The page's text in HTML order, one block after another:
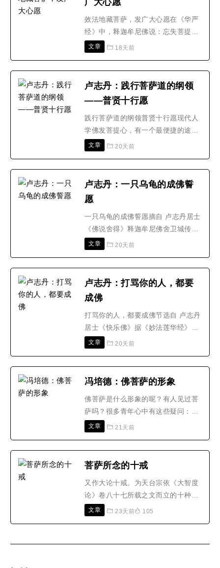
体大悲。在我们凡人的人生实践中，
就是不单对自己有关系、认..
广大心愿
效法地藏菩萨，发广大心愿在《华严
经》中，释迦牟尼佛说：忘失菩提
心，修诸善法，是为魔业。忘失了利
的修种种善法，也只是造作魔鬼的事
经》记载：释迦牟尼佛那时在叨利天
宫说法，他对听法的菩萨和天..
文章 18天前
卢志丹：践行菩萨道的纲领
——普贤十行愿
践行菩萨道的纲领普贤十行愿现代人
学佛发菩提心，有一个最便捷的途
径，就是向普贤菩萨学习，以《普贤
国佛教信仰中更被奉为四大菩萨(文殊
萨)之一。普贤菩萨是大乘佛教行愿的
象征，是实践菩萨道的行为..
文章 20天前
卢志丹：一只乌龟的成佛誓
愿
一只乌龟的成佛誓愿摘自 卢志丹居士
《佛说舍得》释迦牟尼佛舍卫城传法
时，有阿若憍陈如等五比丘得到了罗
尊以殊胜妙法，满足了五比丘及八万
释迦牟尼佛闻此，告诉众比丘说：各
位！不仅今生我如是满足..
文章 20天前
卢志丹：打骂你的人，都要
成佛
打骂你的人，都要成佛节选自 卢志丹
居士《快乐佛》据《妙法莲华经》记
载：在无量阿僧祇劫以前，有一位佛
期，傲慢的比丘势力很大。这时，有
出家、在家修行人，不管其行为如
何，都恭敬礼拜，并向他们..
文章 20天前
冯培德：佛菩萨的形象
佛菩萨是什么形象的呢？有人见过菩
萨吗？很多青年心中有这些疑问：我
可以见得著佛菩萨吗？我拜佛很虔敬
么不立即显现给我看看呢？又有些青
显现给我看看吧！青年人的求知心是
很强的，他们对于未知的事..
文章 21天前
菩萨所念的十戒
又作大论十戒。为天台宗依《大智度
论》卷八十七所载之文而立的十种戒
律。(1)不缺戒︰谓修行之人受持四重
净戒，则如器已缺损，无所堪用。(2)
文章 23天前 105